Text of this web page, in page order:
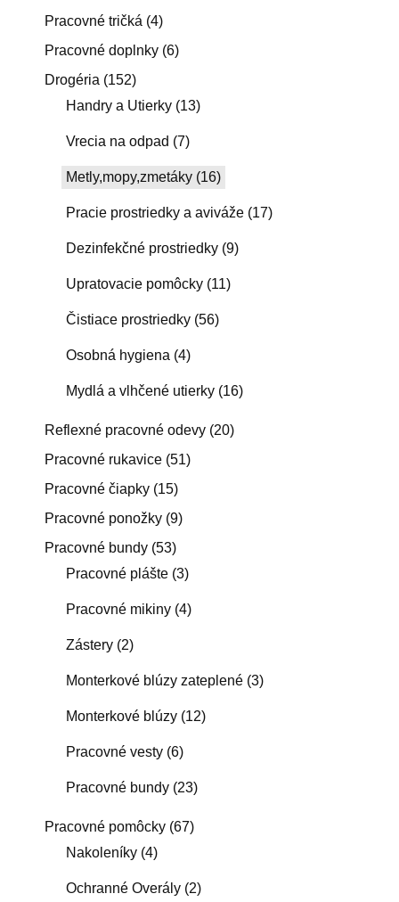
Pracovné tričká (4)
Pracovné doplnky (6)
Drogéria (152)
Handry a Utierky (13)
Vrecia na odpad (7)
Metly,mopy,zmetáky (16)
Pracie prostriedky a aviváže (17)
Dezinfekčné prostriedky (9)
Upratovacie pomôcky (11)
Čistiace prostriedky (56)
Osobná hygiena (4)
Mydlá a vlhčené utierky (16)
Reflexné pracovné odevy (20)
Pracovné rukavice (51)
Pracovné čiapky (15)
Pracovné ponožky (9)
Pracovné bundy (53)
Pracovné plášte (3)
Pracovné mikiny (4)
Zástery (2)
Monterkové blúzy zateplené (3)
Monterkové blúzy (12)
Pracovné vesty (6)
Pracovné bundy (23)
Pracovné pomôcky (67)
Nakoleníky (4)
Ochranné Overály (2)